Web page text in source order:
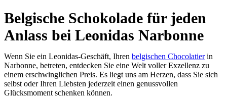
Belgische Schokolade für jeden
Anlass bei Leonidas Narbonne
Wenn Sie ein Leonidas-Geschäft, Ihren belgischen Chocolatierin
Narbonne, betreten, entdecken Sie eine Welt voller Exzellenz zu
einem erschwinglichen Preis. Es liegt uns am Herzen, dass Sie sich
selbst oder Ihren Liebsten jederzeit einen genussvollen
Glücksmoment schenken können.